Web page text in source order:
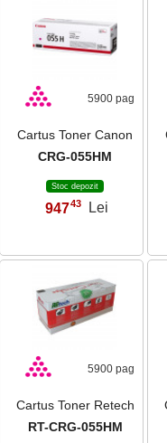
5900 pag
Cartus Toner Canon
CRG-055HM
Stoc depozit
947,43 Lei
5900 pag
Cartus Toner Retech
RT-CRG-055HM